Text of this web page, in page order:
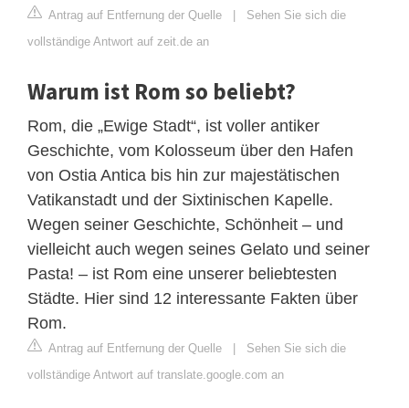
Antrag auf Entfernung der Quelle | Sehen Sie sich die
vollständige Antwort auf zeit.de an
Warum ist Rom so beliebt?
Rom, die „Ewige Stadt“, ist voller antiker
Geschichte, vom Kolosseum über den Hafen
von Ostia Antica bis hin zur majestätischen
Vatikanstadt und der Sixtinischen Kapelle.
Wegen seiner Geschichte, Schönheit – und
vielleicht auch wegen seines Gelato und seiner
Pasta! – ist Rom eine unserer beliebtesten
Städte. Hier sind 12 interessante Fakten über
Rom.
Antrag auf Entfernung der Quelle | Sehen Sie sich die
vollständige Antwort auf translate.google.com an